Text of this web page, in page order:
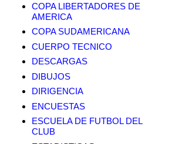
COPA LIBERTADORES DE
AMERICA
COPA SUDAMERICANA
CUERPO TECNICO
DESCARGAS
DIBUJOS
DIRIGENCIA
ENCUESTAS
ESCUELA DE FUTBOL DEL
CLUB